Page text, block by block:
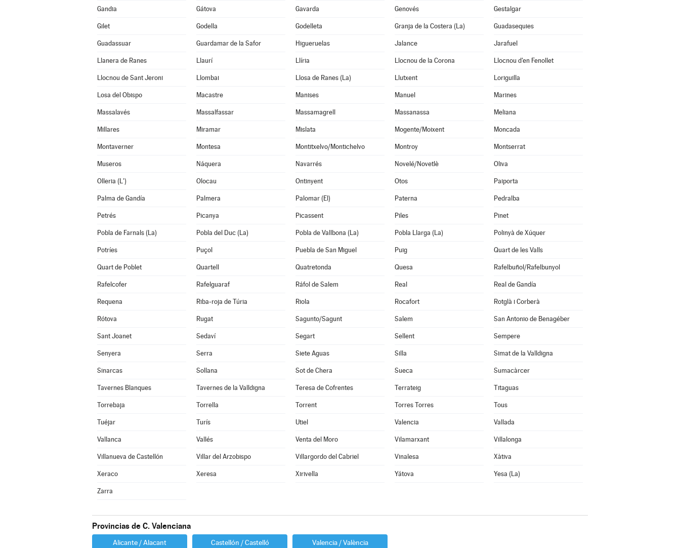
Gandia Gátova Gavarda Genovés Gestalgar
Gilet Godella Godelleta Granja de la Costera (La) Guadasequies
Guadassuar Guardamar de la Safor Higueruelas Jalance Jarafuel
Llanera de Ranes Llaurí Llíria Llocnou de la Corona Llocnou d'en Fenollet
Llocnou de Sant Jeroni Llombai Llosa de Ranes (La) Llutxent Loriguilla
Losa del Obispo Macastre Manises Manuel Marines
Massalavés Massalfassar Massamagrell Massanassa Meliana
Millares Miramar Mislata Mogente/Moixent Moncada
Montaverner Montesa Montitxelvo/Montichelvo Montroy Montserrat
Museros Náquera Navarrés Novelé/Novetlè Oliva
Olleria (L') Olocau Ontinyent Otos Paiporta
Palma de Gandía Palmera Palomar (El) Paterna Pedralba
Petrés Picanya Picassent Piles Pinet
Pobla de Farnals (La) Pobla del Duc (La) Pobla de Vallbona (La) Pobla Llarga (La) Polinyà de Xúquer
Potríes Puçol Puebla de San Miguel Puig Quart de les Valls
Quart de Poblet Quartell Quatretonda Quesa Rafelbuñol/Rafelbunyol
Rafelcofer Rafelguaraf Ráfol de Salem Real Real de Gandía
Requena Riba-roja de Túria Riola Rocafort Rotglà i Corberà
Rótova Rugat Sagunto/Sagunt Salem San Antonio de Benagéber
Sant Joanet Sedaví Segart Sellent Sempere
Senyera Serra Siete Aguas Silla Simat de la Valldigna
Sinarcas Sollana Sot de Chera Sueca Sumacàrcer
Tavernes Blanques Tavernes de la Valldigna Teresa de Cofrentes Terrateig Titaguas
Torrebaja Torrella Torrent Torres Torres Tous
Tuéjar Turís Utiel Valencia Vallada
Vallanca Vallés Venta del Moro Vilamarxant Villalonga
Villanueva de Castellón Villar del Arzobispo Villargordo del Cabriel Vinalesa Xàtiva
Xeraco Xeresa Xirivella Yátova Yesa (La)
Zarra
Provincias de C. Valenciana
Alicante / Alacant Castellón / Castelló Valencia / València